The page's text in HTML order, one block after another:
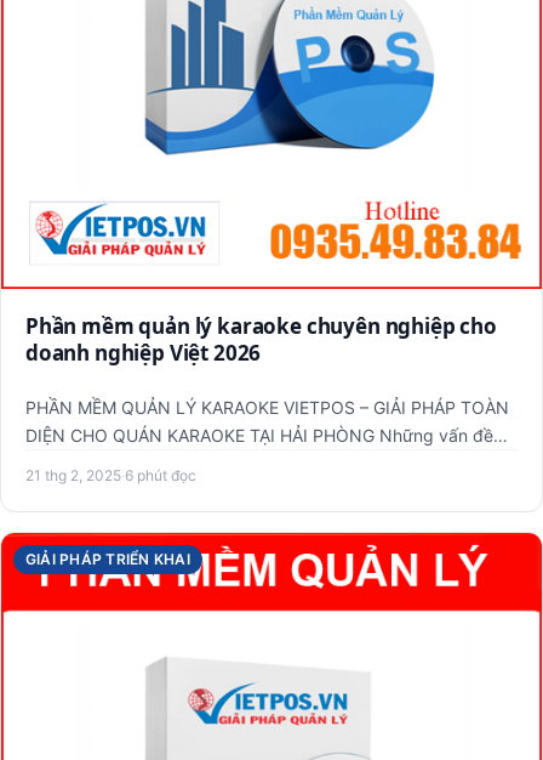
Phần mềm quản lý karaoke chuyên nghiệp cho
doanh nghiệp Việt 2026
PHẦN MỀM QUẢN LÝ KARAOKE VIETPOS – GIẢI PHÁP TOÀN
DIỆN CHO QUÁN KARAOKE TẠI HẢI PHÒNG Những vấn đề
21 thg 2, 2025·6 phút đọc
GIẢI PHÁP TRIỂN KHAI